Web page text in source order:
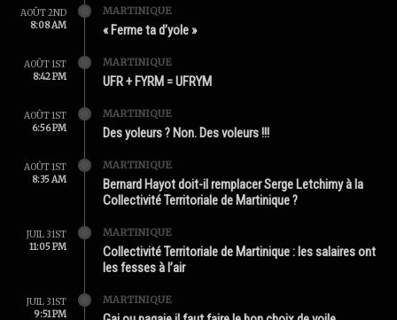
AOÛT 2ND
8:08 AM
MARTINIQUE
« Ferme ta d’yole »
AOÛT 1ST
8:42 PM
MARTINIQUE
UFR + FYRM = UFRYM
AOÛT 1ST
6:56 PM
MARTINIQUE
Des yoleurs ? Non. Des voleurs !!!
AOÛT 1ST
8:35 AM
MARTINIQUE
Bernard Hayot doit-il remplacer Serge Letchimy à la
Collectivité Territoriale de Martinique ?
JUIL 31ST
11:05 PM
MARTINIQUE
Collectivité Territoriale de Martinique : les salaires ont
les fesses à l’air
JUIL 31ST
9:51 PM
MARTINIQUE